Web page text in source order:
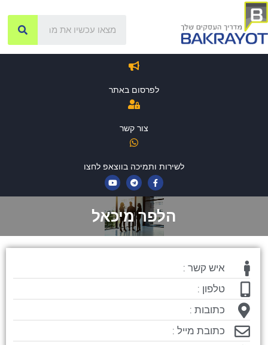
לפרסום באתר
צור קשר
לשירות ותמיכה בווצאפ לחצו
הלפר מיכאל
איש קשר :
טלפון :
כתובות :
כתובת מייל :